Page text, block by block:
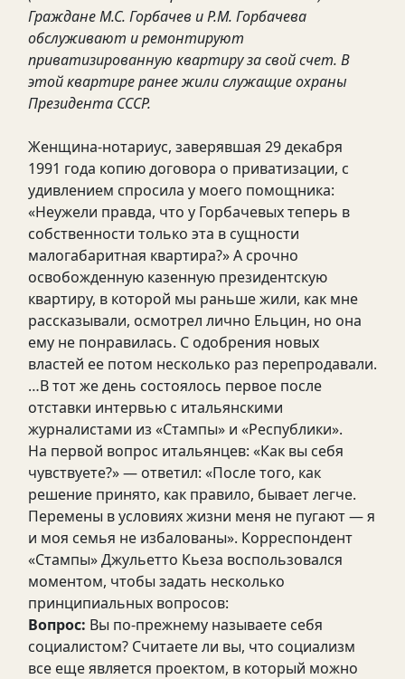
Граждане М.С. Горбачев и Р.М. Горбачева
обслуживают и ремонтируют
приватизированную квартиру за свой счет. В
этой квартире ранее жили служащие охраны
Президента СССР.
Женщина-нотариус, заверявшая 29 декабря
1991 года копию договора о приватизации, с
удивлением спросила у моего помощника:
«Неужели правда, что у Горбачевых теперь в
собственности только эта в сущности
малогабаритная квартира?» А срочно
освобожденную казенную президентскую
квартиру, в которой мы раньше жили, как мне
рассказывали, осмотрел лично Ельцин, но она
ему не понравилась. С одобрения новых
властей ее потом несколько раз перепродавали.
…В тот же день состоялось первое после
отставки интервью с итальянскими
журналистами из «Стампы» и «Республики».
На первой вопрос итальянцев: «Как вы себя
чувствуете?» — ответил: «После того, как
решение принято, как правило, бывает легче.
Перемены в условиях жизни меня не пугают — я
и моя семья не избалованы». Корреспондент
«Стампы» Джульетто Кьеза воспользовался
моментом, чтобы задать несколько
принципиальных вопросов:
Вопрос: Вы по-прежнему называете себя
социалистом? Считаете ли вы, что социализм
все еще является проектом, в который можно